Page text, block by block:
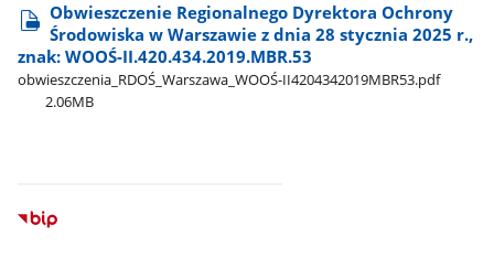
Obwieszczenie Regionalnego Dyrektora Ochrony
Środowiska w Warszawie z dnia 28 stycznia 2025 r.,
znak: WOOŚ-II.420.434.2019.MBR.53
obwieszczenia​_RDOŚ​_Warszawa​_WOOŚ-II4204342019MBR53.pdf
2.06MB